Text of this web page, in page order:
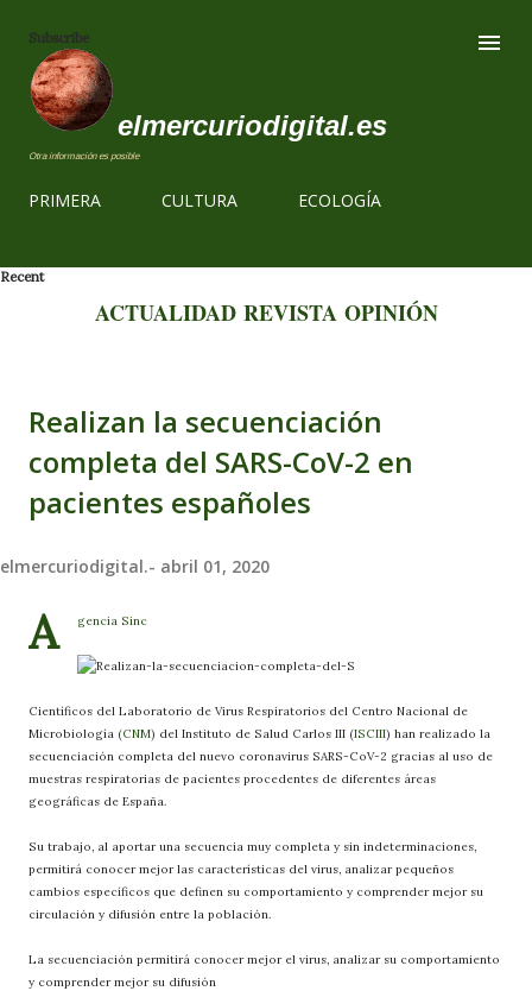
Subscribe
elmercuriodigital.es
Otra información es posible
PRIMERA CULTURA ECOLOGÍA
Recent
ACTUALIDAD REVISTA OPINIÓN
Realizan la secuenciación
completa del SARS-CoV-2 en
pacientes españoles
elmercuriodigital.- abril 01, 2020
A gencia Sinc
Científicos del Laboratorio de Virus Respiratorios del Centro Nacional de
Microbiología (CNM) del Instituto de Salud Carlos III (ISCIII) han realizado la
secuenciación completa del nuevo coronavirus SARS-CoV-2 gracias al uso de
muestras respiratorias de pacientes procedentes de diferentes áreas
geográficas de España.
Su trabajo, al aportar una secuencia muy completa y sin indeterminaciones,
permitirá conocer mejor las características del virus, analizar pequeños
cambios específicos que definen su comportamiento y comprender mejor su
circulación y difusión entre la población.
La secuenciación permitirá conocer mejor el virus, analizar su comportamiento
y comprender mejor su difusión